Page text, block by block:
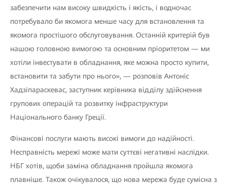
забезпечити нам високу швидкість і якість, і водночас
потребувало би якомога менше часу для встановлення та
якомога простішого обслуговування. Останній критерій був
нашою головною вимогою та основним пріоритетом — ми
хотіли інвестувати в обладнання, яке можна просто купити,
встановити та забути про нього», — розповів Антоніс
Хадзіпараскевас, заступник керівника відділу здійснення
групових операцій та розвитку інфраструктури
Національного банку Греції.
Фінансові послуги мають високі вимоги до надійності.
Несправність мережі може мати суттєві негативні наслідки.
НБГ хотів, щоби заміна обладнання пройшла якомога
плавніше. Також очікувалося, що нова мережа буде сумісна з